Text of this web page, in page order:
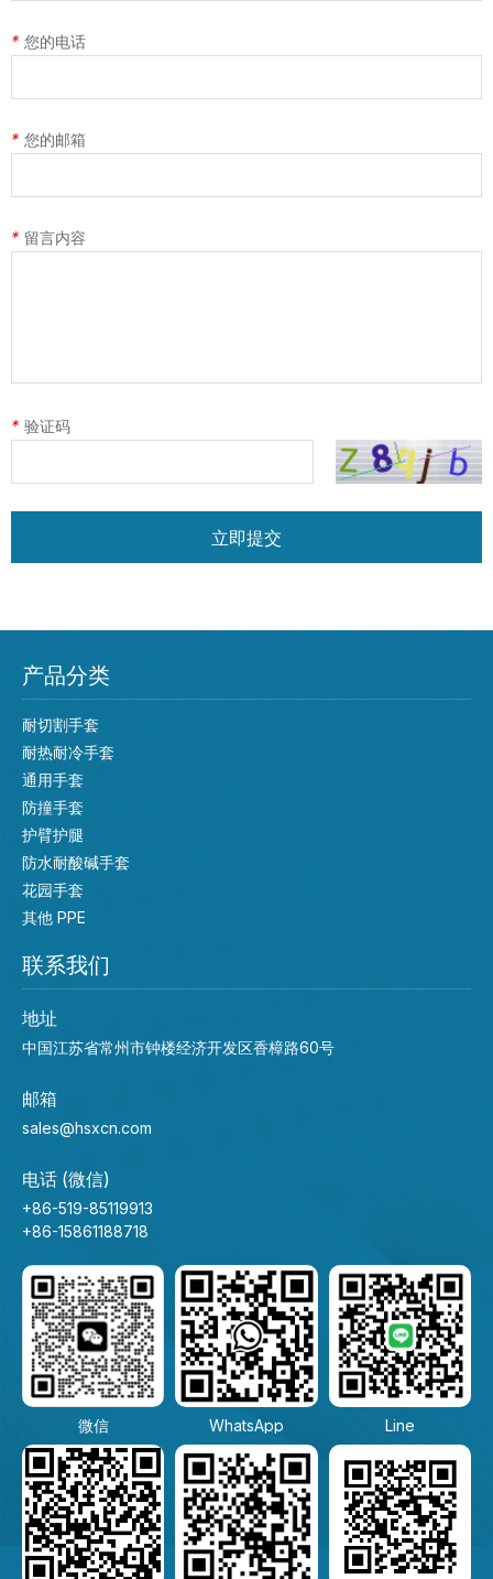
* 您的电话
* 您的邮箱
* 留言内容
* 验证码
立即提交
产品分类
耐切割手套
耐热耐冷手套
通用手套
防撞手套
护臂护腿
防水耐酸碱手套
花园手套
其他 PPE
联系我们
地址
中国江苏省常州市钟楼经济开发区香樟路60号
邮箱
sales@hsxcn.com
电话 (微信)
+86-519-85119913
+86-15861188718
微信 WhatsApp Line